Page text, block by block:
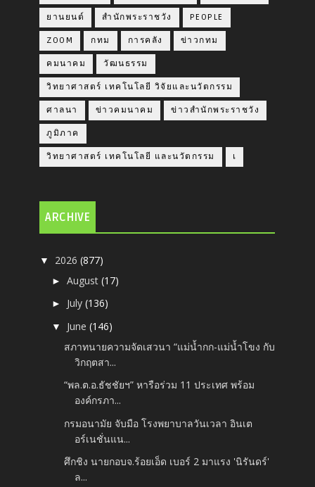
ยานยนต์ สำนักพระราชวัง PEOPLE
ZOOM กทม การคลัง ข่าวกทม
คมนาคม วัฒนธรรม
วิทยาศาสตร์ เทคโนโลยี วิจัยและนวัตกรรม
ศาลนา ข่าวคมนาคม ข่าวสำนักพระราชวัง
ภูมิภาค
วิทยาศาสตร์ เทคโนโลยี และนวัตกรรม เ
ARCHIVE
▼ 2026(877)
►August(17)
► July(136)
▼ June(146)
สภาทนายความจัดเสวนา “แม่น้ำกก-แม่น้ำโขง กับ
วิกฤตสา...
“พล.ต.อ.ธัชชัยฯ” หารือร่วม 11 ประเทศ พร้อม
องค์กรภา...
กรมอนามัย จับมือ โรงพยาบาลวันเวลา อินเต
อร์เนชั่นแน...
ศึกชิง นายกอบจ.ร้อยเอ็ด เบอร์ 2 มาแรง 'นิรันดร์'
ล...